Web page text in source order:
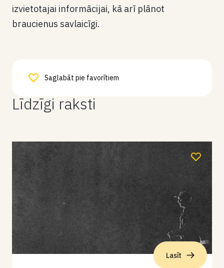
izvietotajai informācijai, kā arī plānot
braucienus savlaicīgi.
Saglabāt pie favorītiem
Līdzīgi raksti
Lasīt